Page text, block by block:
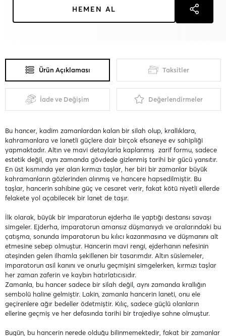
HEMEN AL
Ürün Açıklaması Taksitler
İade ve Değişim Değerlendirmeler
Bu hancer, kadim zamanlardan kalan bir silah olup, krallıklara,
kahramanlara ve lanetli güçlere dair birçok efsaneye ev sahipliği
yapmaktadır. Altın ve mavi detaylarla kaplanmış zarif formu, sadece
estetik değil, aynı zamanda gövdede gizlenmiş tarihi bir gücü yansıtır.
En üst kısmında yer alan kırmızı taşlar, her biri bir zamanlar büyük
kahramanların gözlerinden alınmış ve hancere hapsedilmiştir. Bu
taşlar, hancerin sahibine güç ve cesaret verir, fakat kötü niyetli ellerde
felakete yol açabilecek bir lanet de taşır.
İlk olarak, büyük bir imparatorun ejderha ile yaptığı destansı savaşı
simgeler. Ejderha, imparatorun amansız düşmanıydı ve aralarındaki bu
çatışma, sonunda imparatorun bu kılıcı kazanmasına ve düşmanını alt
etmesine sebep olmuştur. Hancerin mavi rengi, ejderhanın nefesinin
ateşinden gelen ilhamla şekillenen bir tasarımdır. Altın süslemeler,
imparatorun asil kanını ve onurlu geçmişini simgelerken, kırmızı taşlar
her zaman zaferin ve kaybın hatırlatıcısıdır.
Zamanla, bu hancer sadece bir silah değil, aynı zamanda krallığın
sembolü haline gelmiştir. Lakin, zamanla hancerin laneti, onu ele
geçirenlere ağır bedeller ödetmiştir. Kılıç, sadece güçlü olanların
ellerine geçmiş ve her defasında tarihi bir trajediye sahne olmuştur.
Bugün, bu hancerin nerede olduğu bilinmemektedir, fakat bir zamanlar